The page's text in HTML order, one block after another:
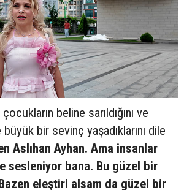
beline sarıldığını ve
bir sevinç yaşadıklarını dile
Aslıhan Ayhan. Ama insanlar
sesleniyor bana. Bu güzel bir
eleştiri alsam da güzel bir